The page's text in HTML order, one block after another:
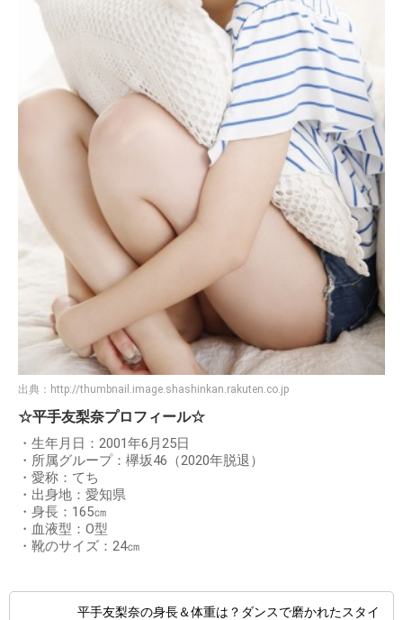
出典： http://thumbnail.image.shashinkan.rakuten.co.jp
☆平手友梨奈プロフィール☆
・生年月日：2001年6月25日
・所属グループ：欅坂46（2020年脱退）
・愛称：てち
・出身地：愛知県
・身長：165㎝
・血液型：O型
・靴のサイズ：24㎝
平手友梨奈の身長＆体重は？ダンスで磨かれたスタイ